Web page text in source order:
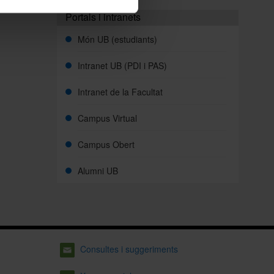
Portals i intranets
Món UB (estudiants)
Intranet UB (PDI i PAS)
Intranet de la Facultat
Campus Virtual
Campus Obert
Alumni UB
Consultes i suggeriments